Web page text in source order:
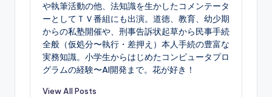
や執筆活動の他、法知識を生かしたコメンテータ
ーとしてＴＶ番組にも出演。道徳、教育、幼少期
からの私塾開催や、刑事告訴状起草から民事手続
全般（仮処分〜執行・差押え）本人手続の豊富な
実務知識。小学生からはじめたコンピュータプロ
グラムの経験〜AI開発まで。花が好き！
View All Posts